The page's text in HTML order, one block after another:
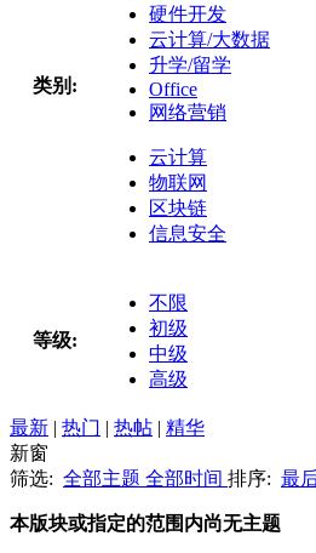
类别:
硬件开发
云计算/大数据
升学/留学
Office
网络营销
云计算
物联网
区块链
信息安全
等级:
不限
初级
中级
高级
最新 | 热门 | 热帖 | 精华
新窗
筛选: 全部主题 全部时间 排序: 最
本版块或指定的范围内尚无主题